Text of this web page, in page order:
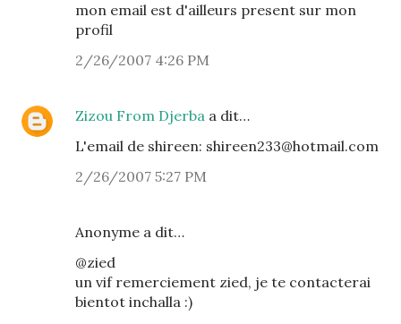
mon email est d'ailleurs present sur mon
profil
2/26/2007 4:26 PM
Zizou From Djerba a dit…
L'email de shireen: shireen233@hotmail.com
2/26/2007 5:27 PM
Anonyme a dit…
@zied
un vif remerciement zied, je te contacterai
bientot inchalla :)